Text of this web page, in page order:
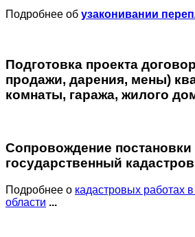
Подробнее об узаконивании
Подготовка проекта
продажи, дарения, мены)
комнаты, гаража, жилого
Сопровождение постановки
государственный
Подробнее о кадастровых работах
области ...